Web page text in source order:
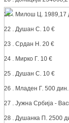
21 . Милош Ц. 1989,17
22 . Душан С. 10 €
23 . Срдан Н. 20 €
24 . Мирко Г. 10 €
25 . Душан С. 10 €
26 . Младен Г. 500 дин.
27 . Јужна Србија -
28 . Душанка П. 2500